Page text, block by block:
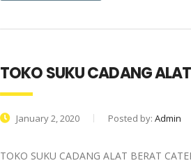
TOKO SUKU CADANG
January 2, 2020 Posted by: Admin
TOKO SUKU CADANG ALAT BERAT